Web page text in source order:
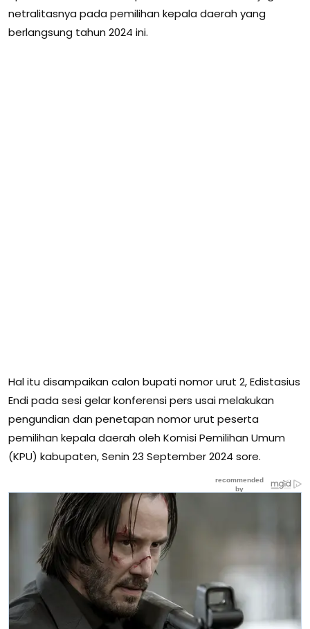
netralitasnya pada pemilihan kepala daerah yang
berlangsung tahun 2024 ini.
Hal itu disampaikan calon bupati nomor urut 2, Edistasius
Endi pada sesi gelar konferensi pers usai melakukan
pengundian dan penetapan nomor urut peserta
pemilihan kepala daerah oleh Komisi Pemilihan Umum
(KPU) kabupaten, Senin 23 September 2024 sore.